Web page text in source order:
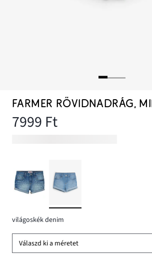
FARMER RÖVIDNADRÁG,
7999 Ft
világoskék denim
Válaszd ki a méretet